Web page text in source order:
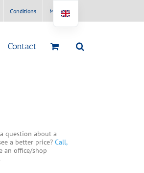
Conditions My Account
Contact
question about a
a better price? Call,
an office/shop